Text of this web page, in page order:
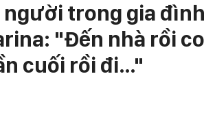
trong gia
"Đến nhà rồi
cuối rồi đi…"